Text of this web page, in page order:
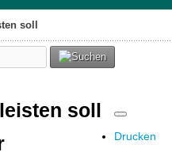
soll
Drucken
soll